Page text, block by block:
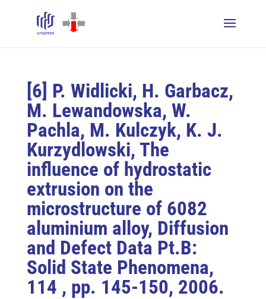
[6] P. Widlicki, H. Garbacz,
M. Lewandowska, W.
Pachla, M. Kulczyk, K. J.
Kurzydlowski, The
influence of hydrostatic
extrusion on the
microstructure of 6082
aluminium alloy, Diffusion
and Defect Data Pt.B:
Solid State Phenomena,
114 , pp. 145-150, 2006.